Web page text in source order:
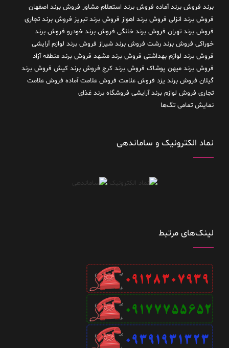
برند فروش برند آماده فروش برند استعلام مشاور فروش برند اصفهان
فروش برند انزلی فروش برند اهواز فروش برند تبریز فروش برند تجاری
فروش برند تهران فروش برند خانگی فروش برند خودرو فروش برند
خوراکی فروش برند رشت فروش برند شیراز فروش برند لوازم آرایشی
فروش برند لوازم بهداشتی فروش برند مشهد فروش برند منطقه آزاد
فروش برند میهن پوشاک فروش برند کرج فروش برند کیش فروش برند
گیلان فروش برند یزد فروش علامت فروش علامت آماده فروش علامت
تجاری فروش لوازم برند آرایشی فروشگاه برند غذای
نمایش تمامی تگ‌ها
نماد الکترونیک و ساماندهی
لینک‌های مرتبط